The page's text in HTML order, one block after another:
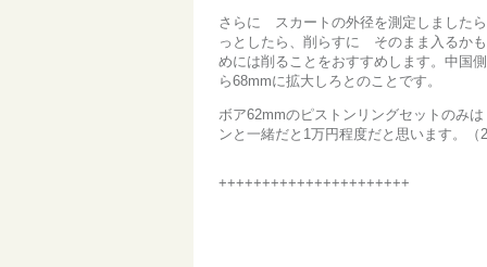
さらに スカートの外径を測定しました
っとしたら、削らすに そのまま入るか
めには削ることをおすすめします。中国
ら68mmに拡大しろとのことです。
ボア62mmのピストンリングセットのみ
ンと一緒だと1万円程度だと思います。
++++++++++++++++++++++